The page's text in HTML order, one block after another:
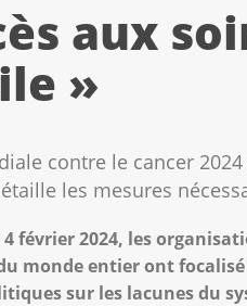
aux
»
contre le cancer
les mesures
février 2024, les
monde entier ont
sur les lacunes du